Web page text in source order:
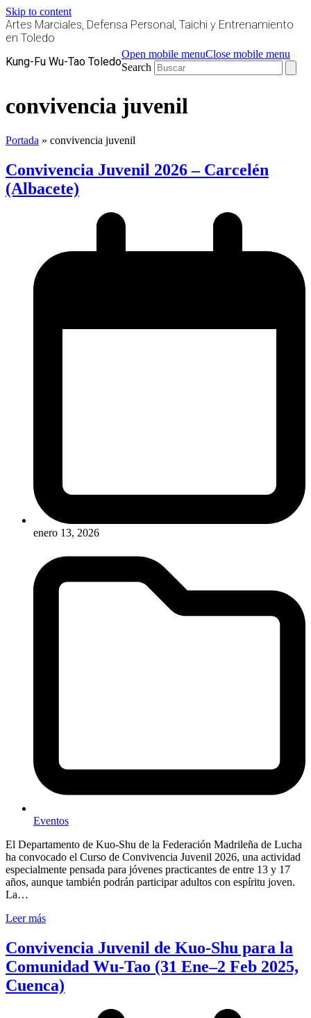
Skip to content
Artes Marciales, Defensa Personal, Taichi y Entrenamiento
en Toledo
Kung-Fu Wu-Tao Toledo
Open mobile menuClose mobile menu
Search
convivencia juvenil
Portada » convivencia juvenil
Convivencia Juvenil 2026 – Carcelén
(Albacete)
enero 13, 2026
Eventos
El Departamento de Kuo-Shu de la Federación Madrileña de Lucha
ha convocado el Curso de Convivencia Juvenil 2026, una actividad
especialmente pensada para jóvenes practicantes de entre 13 y 17
años, aunque también podrán participar adultos con espíritu joven.
La…
Leer más
Convivencia Juvenil de Kuo-Shu para la
Comunidad Wu-Tao (31 Ene–2 Feb 2025,
Cuenca)